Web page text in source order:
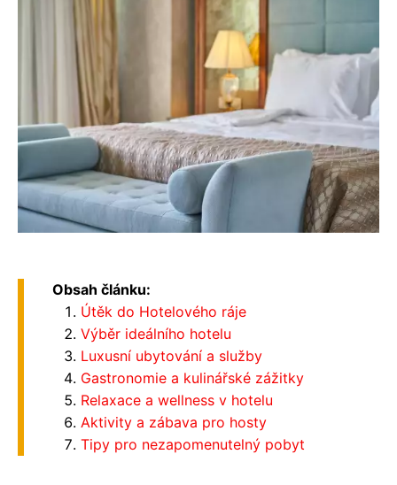
Obsah článku:
Útěk do Hotelového ráje
Výběr ideálního hotelu
Luxusní ubytování a služby
Gastronomie a kulinářské zážitky
Relaxace a wellness v hotelu
Aktivity a zábava pro hosty
Tipy pro nezapomenutelný pobyt